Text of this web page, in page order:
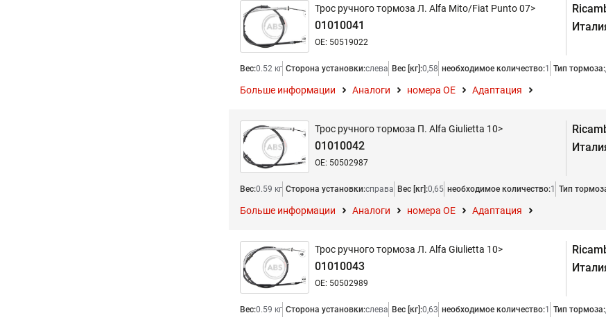
Трос ручного тормоза Л. Alfa Mito/Fiat Punto 07>
01010041
OE: 50519022
Вес:0.52 кг Сторона установки:слева Вес [кг]:0,58 необходимое количество:1 Тип тормоза:
Больше информации Аналоги номера ОЕ Адаптация
Трос ручного тормоза П. Alfa Giulietta 10>
01010042
OE: 50502987
Вес:0.59 кг Сторона установки:справа Вес [кг]:0,65 необходимое количество:1 Тип
Больше информации Аналоги номера ОЕ Адаптация
Трос ручного тормоза Л. Alfa Giulietta 10>
01010043
OE: 50502989
Вес:0.59 кг Сторона установки:слева Вес [кг]:0,63 необходимое количество:1 Тип тормоза: